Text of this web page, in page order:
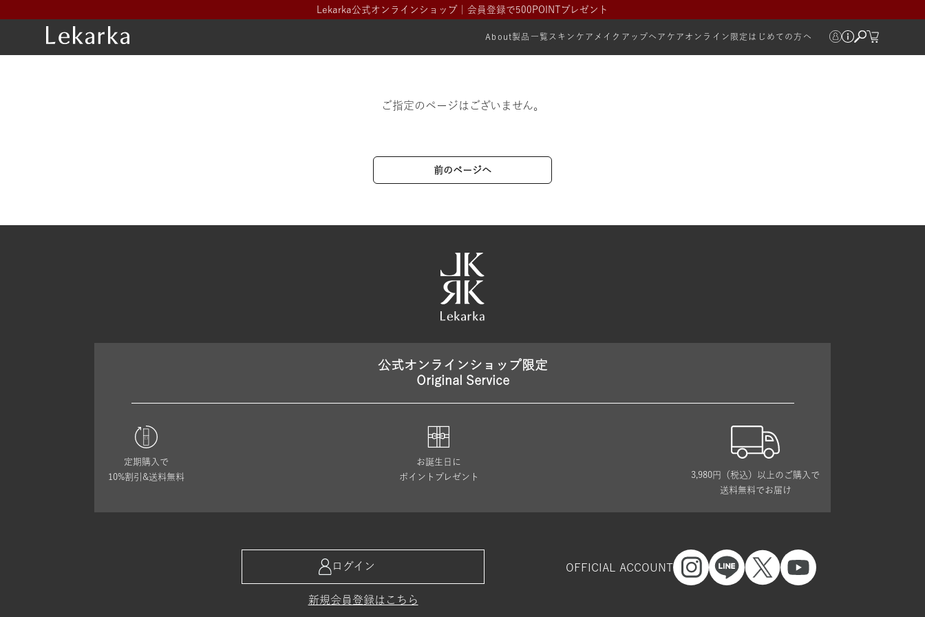
Lekarka公式オンラインショップ｜会員登録で500POINTプレゼント
About製品一覧 スキンケア メイクアップヘアケア オンライン限定 はじめての方へ
ご指定のページはございません。
前のページへ
公式オンラインショップ限定
Original Service
定期購入で
10%割引&送料無料
お誕生日に
ポイントプレゼント
3,980円（税込）以上のご購入で
送料無料でお届け
ログイン
新規会員登録はこちら
OFFICIAL ACCOUNT